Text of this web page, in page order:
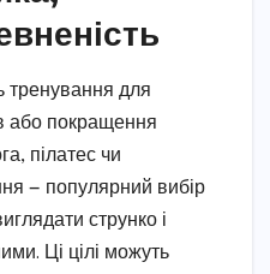
тренування для
або покращення
пілатес чи
— популярний вибір
струнко і
Ці цілі можуть